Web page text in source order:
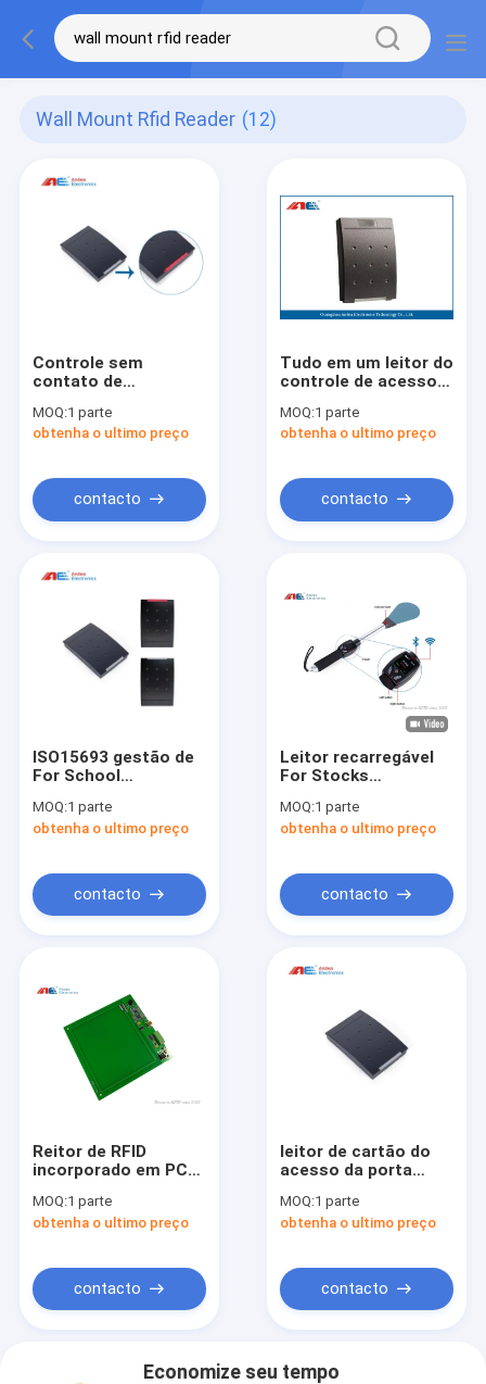
Wall Mount Rfid Reader (12)
Controle sem
contato de
Access do leitor de
cartão do leitor
montagem RFID da
parede
MOQ:1 parte
obtenha o ultimo preço
contacto
Tudo em um leitor do
controle de acesso
megahertz com luz
indicadora
MOQ:1 parte
obtenha o ultimo preço
contacto
ISO15693 gestão de
For School
do controle de
acesso RFID
MOQ:1 parte
obtenha o ultimo preço
contacto
Leitor recarregável
For Stocks
Shelfie Stick RFID do
leitor da varinha da
MOQ:1 parte
obtenha o ultimo preço
contacto
Reitor de RFID
incorporado em PCB
SLIX2 Chips
ISO15693
MOQ:1 parte
obtenha o ultimo preço
contacto
leitor de cartão do
acesso da porta
proximidade do
controle de acesso
MOQ:1 parte
obtenha o ultimo preço
contacto
Economize seu tempo